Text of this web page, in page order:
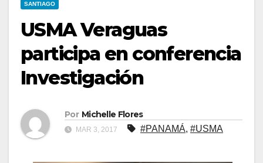
SANTIAGO
USMA Veraguas
participa en conferencia
Investigación
Por Michelle Flores
MAR 3, 2017 #PANAMÁ, #USMA